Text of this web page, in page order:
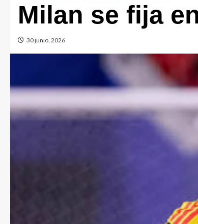
Milan se fija
30 junio, 2026